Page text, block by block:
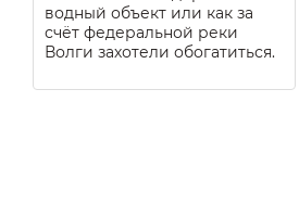
водный объект или как за
счёт федеральной реки
Волги захотели обогатиться.